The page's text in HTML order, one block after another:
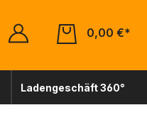
0,00 €*
Ladengeschäft 360°